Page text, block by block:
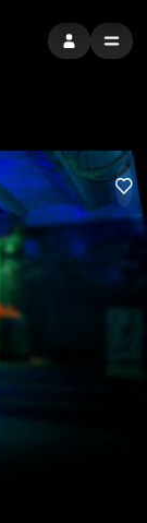
EINTRAGEN
MENU
LIKE